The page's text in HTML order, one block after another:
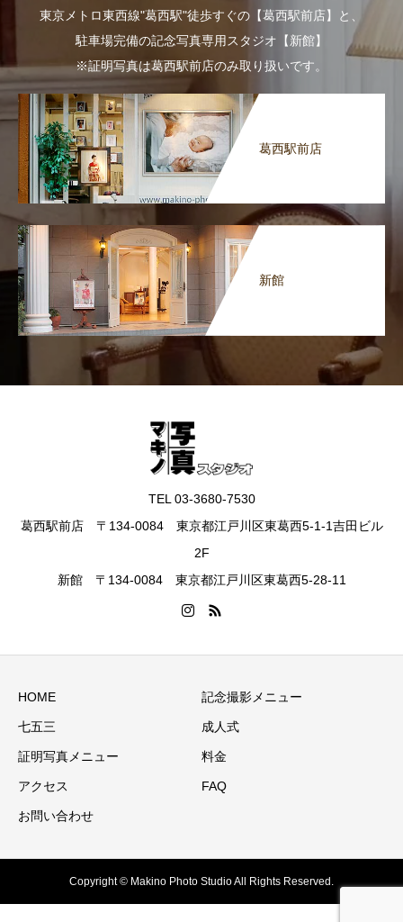
東京メトロ東西線"葛西駅"徒歩すぐの【葛西駅前店】と、
駐車場完備の記念写真専用スタジオ【新館】
※証明写真は葛西駅前店のみ取り扱いです。
葛西駅前店
新館
TEL 03-3680-7530
葛西駅前店 〒134-0084 東京都江戸川区東葛西5-1-1吉田ビル
2F
新館 〒134-0084 東京都江戸川区東葛西5-28-11
HOME 記念撮影メニュー
七五三 成人式
証明写真メニュー 料金
アクセス FAQ
お問い合わせ
Copyright © Makino Photo Studio All Rights Reserved.